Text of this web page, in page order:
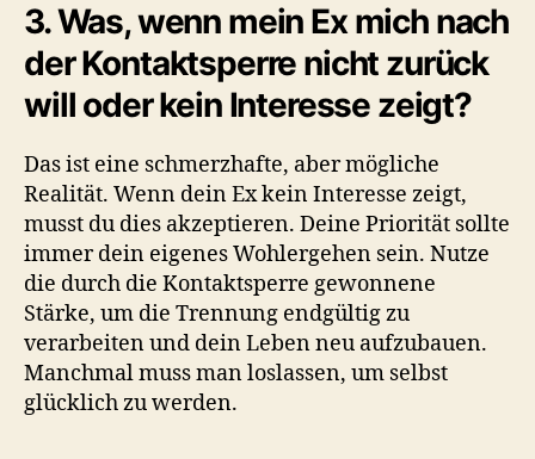
3. Was, wenn mein Ex mich nach
der Kontaktsperre nicht zurück
will oder kein Interesse zeigt?
Das ist eine schmerzhafte, aber mögliche
Realität. Wenn dein Ex kein Interesse zeigt,
musst du dies akzeptieren. Deine Priorität sollte
immer dein eigenes Wohlergehen sein. Nutze
die durch die Kontaktsperre gewonnene
Stärke, um die Trennung endgültig zu
verarbeiten und dein Leben neu aufzubauen.
Manchmal muss man loslassen, um selbst
glücklich zu werden.